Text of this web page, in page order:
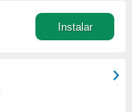
Instalar